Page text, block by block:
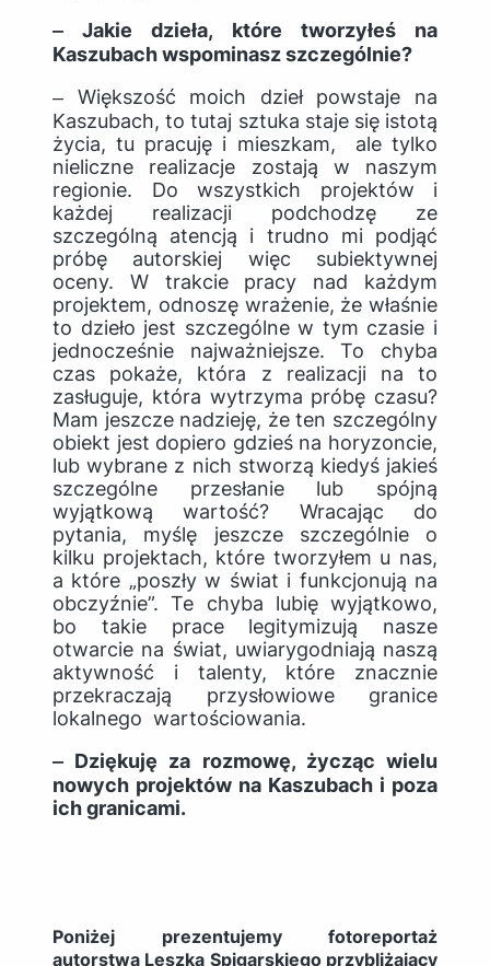
‒ Jakie dzieła, które tworzyłeś na
Kaszubach wspominasz szczególnie?
‒ Większość moich dzieł powstaje na
Kaszubach, to tutaj sztuka staje się istotą
życia, tu pracuję i mieszkam, ale tylko
nieliczne realizacje zostają w naszym
regionie. Do wszystkich projektów i
każdej realizacji podchodzę ze
szczególną atencją i trudno mi podjąć
próbę autorskiej więc subiektywnej
oceny. W trakcie pracy nad każdym
projektem, odnoszę wrażenie, że właśnie
to dzieło jest szczególne w tym czasie i
jednocześnie najważniejsze. To chyba
czas pokaże, która z realizacji na to
zasługuje, która wytrzyma próbę czasu?
Mam jeszcze nadzieję, że ten szczególny
obiekt jest dopiero gdzieś na horyzoncie,
lub wybrane z nich stworzą kiedyś jakieś
szczególne przesłanie lub spójną
wyjątkową wartość? Wracając do
pytania, myślę jeszcze szczególnie o
kilku projektach, które tworzyłem u nas,
a które „poszły w świat i funkcjonują na
obczyźnie”. Te chyba lubię wyjątkowo,
bo takie prace legitymizują nasze
otwarcie na świat, uwiarygodniają naszą
aktywność i talenty, które znacznie
przekraczają przysłowiowe granice
lokalnego wartościowania.
‒ Dziękuję za rozmowę, życząc wielu
nowych projektów na Kaszubach i poza
ich granicami.
Poniżej prezentujemy fotoreportaż
autorstwa Leszka Spigarskiego przybliżający